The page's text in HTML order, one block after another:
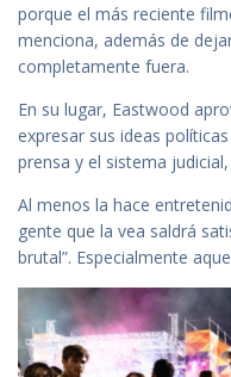
porque el más reciente
menciona, además de
completamente fuera.
En su lugar, Eastwood
expresar sus ideas
prensa y el sistema
Al menos la hace
gente que la vea saldrá
brutal”. Especialmente